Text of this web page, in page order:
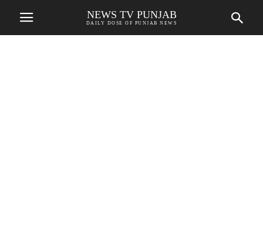
NEWS TV PUNJAB
DAILY DOSE OF PUNJAB NEWS